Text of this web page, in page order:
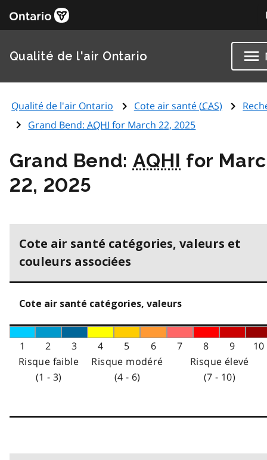
Qualité de l'air Ontario
Qualité de l'air Ontario Cote air santé (CAS)
Grand Bend:AQHI for March 22, 2025
Grand Bend: AQHI for
22, 2025
Cote air santé catégories, valeurs et
couleurs associées
Cote air santé catégories, valeurs
1 2 3 4 5 6 7 8 9
10
Risque faible
(1 - 3)
Risque modéré
(4 - 6)
Risque élevé
(7 - 10)